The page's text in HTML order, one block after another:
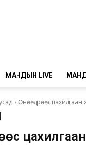
МАНДЫН LIVE
Өнөөдрөөс цахилгаан